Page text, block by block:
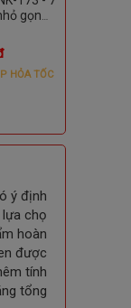
gọn
HỎA TỐC
ý định
chọ
hoàn
được
tính
tổng